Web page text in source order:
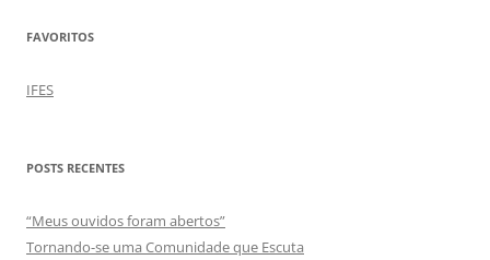
FAVORITOS
IFES
POSTS RECENTES
“Meus ouvidos foram abertos”
Tornando-se uma Comunidade que Escuta